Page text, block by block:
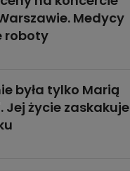
Medycy
roboty
była tylko Marią
Jej życie zaskakuje